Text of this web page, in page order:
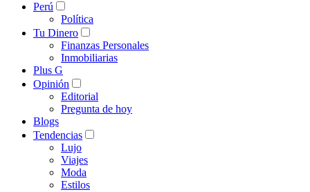
Perú
Política
Tu Dinero
Finanzas Personales
Inmobiliarias
Plus G
Opinión
Editorial
Pregunta de hoy
Blogs
Tendencias
Lujo
Viajes
Moda
Estilos